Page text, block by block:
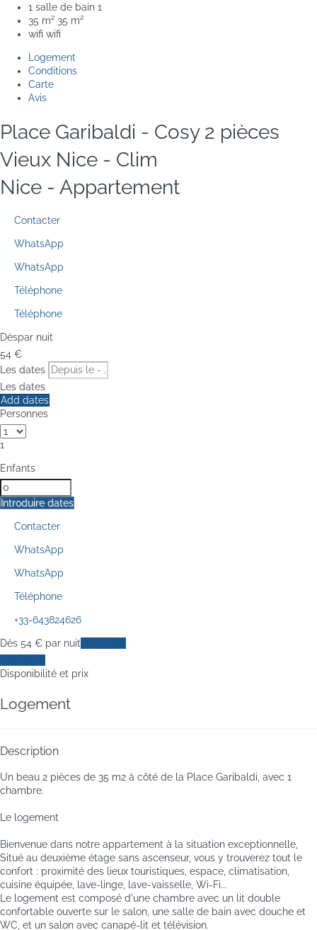
1 salle de bain 1
35 m² 35 m²
wifi wifi
Logement
Conditions
Carte
Avis
Place Garibaldi - Cosy 2 pièces
Vieux Nice - Clim
Nice - Appartement
Contacter
WhatsApp
WhatsApp
Téléphone
Téléphone
Dèspar nuit
54 €
Les dates
Les dates
Add dates
Personnes
1
Enfants
Introduire dates
Contacter
WhatsApp
WhatsApp
Téléphone
+33-643824626
Dès 54 € par nuit
Disponibilité et prix
Logement
Description
Un beau 2 pièces de 35 m2 à côté de la Place Garibaldi, avec 1
chambre.
Le logement
Bienvenue dans notre appartement à la situation exceptionnelle,
Situé au deuxième étage sans ascenseur, vous y trouverez tout le
confort : proximité des lieux touristiques, espace, climatisation,
cuisine équipée, lave-linge, lave-vaisselle, Wi-Fi...
Le logement est composé d'une chambre avec un lit double
confortable ouverte sur le salon, une salle de bain avec douche et
WC, et un salon avec canapé-lit et télévision.